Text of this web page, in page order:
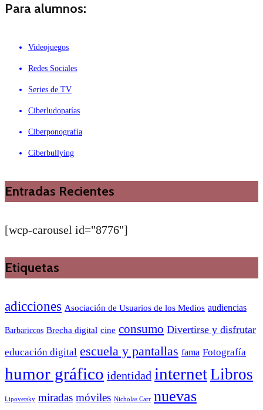
Para alumnos:
Videojuegos
Redes Sociales
Series de TV
Ciberludopatías
Ciberponografía
Ciberbullying
Entradas Recientes
[wcp-carousel id="8776"]
Etiquetas
adicciones Asociación de Usuarios de los Medios audiencias
Barbariccos Brecha digital cine consumo Divertirse y disfrutar
educación digital escuela y pantallas fama Fotografía
humor gráfico identidad internetLibros
Lipovetsky miradas móviles Nicholas Carr nuevas